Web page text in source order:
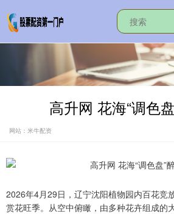
高升网 花海“调色
网站：米牛配资
2026年4月29日，辽宁沈阳植物园内百花竞
赏花旺季。从空中俯瞰，由多种花卉组成的